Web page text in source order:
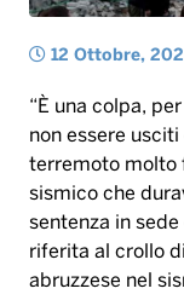
12 Ottobre,
“È una colpa,
non essere
terremoto molto
sismico che
sentenza in
riferita al crollo
abruzzese nel